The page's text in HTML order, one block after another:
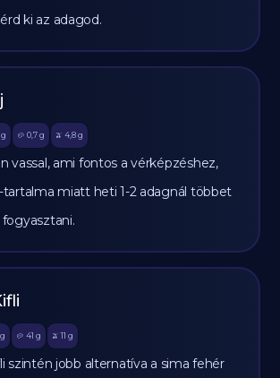
ki az adagod.
g 🥔 0,7g 🫒 4,8 g
vassal, ami fontos a vérképzéshez,
miatt heti 1-2 adagnál többet
g 🥔 41 g 🫒 11 g
szintén jobb alternatíva a sima fehér